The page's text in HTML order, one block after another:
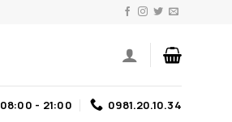
08:00 - 21:00 0981.20.10.34